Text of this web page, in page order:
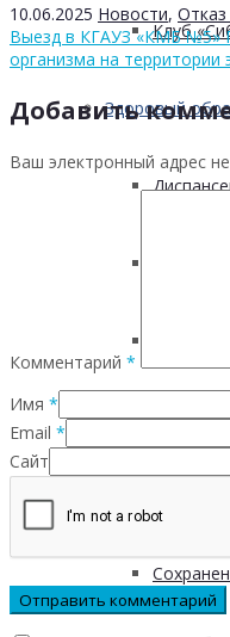
Клуб
Здоровый
10.06.2025 Новости,
Выезд в КГАУЗ «КМБ №5»
организма на территории
Добавить
Ваш электронный адрес
Комментарий *
Имя *
Email *
Сайт